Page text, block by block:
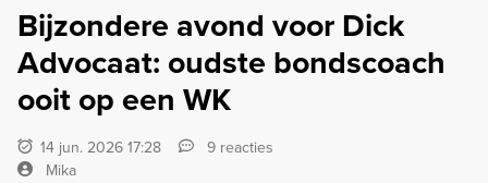
Bijzondere avond voor Dick
Advocaat: oudste bondscoach
ooit op een WK
14 jun. 2026 17:28
9 reacties
Mika